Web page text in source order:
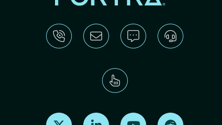
Find us on X Find us on LinkedInFind us on Youtube